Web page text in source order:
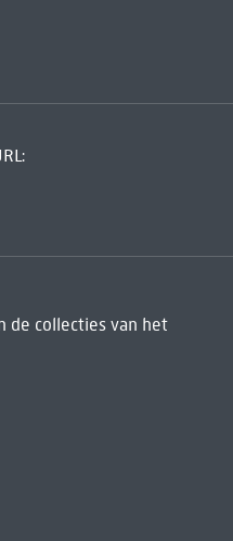
de collecties van het